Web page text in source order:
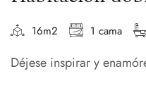
16m2 1 cama
Déjese inspirar y